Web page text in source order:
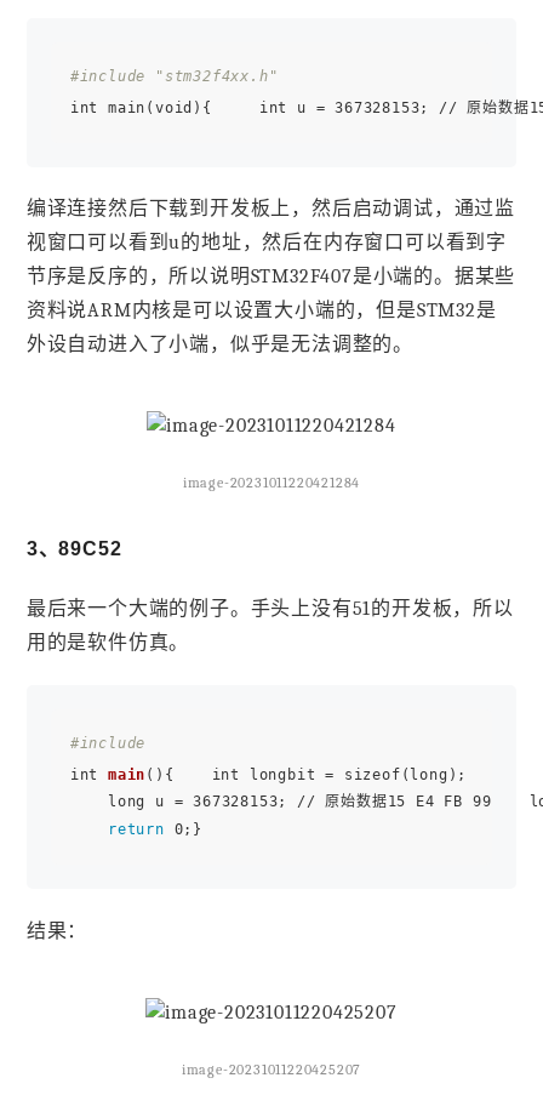
#include "stm32f4xx.h"
int main(void){     int u = 367328153; // 原始数
编译连接然后下载到开发板上，然后启动调试，通过监
视窗口可以看到u的地址，然后在内存窗口可以看到字
节序是反序的，所以说明STM32F407是小端的。据某些
资料说ARM内核是可以设置大小端的，但是STM32是
外设自动进入了小端，似乎是无法调整的。
image-20231011220421284
3、89C52
最后来一个大端的例子。手头上没有51的开发板，所以
用的是软件仿真。
#include
int main (){    int longbit = sizeof(long);
long u = 367328153; // 原始数据15 E4 FB 99
return
结果：
image-20231011220425207